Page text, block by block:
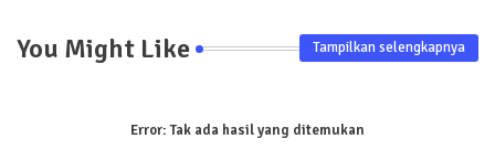
You Might Like Tampilkan selengkapnya
Error:Tak ada hasil yang ditemukan